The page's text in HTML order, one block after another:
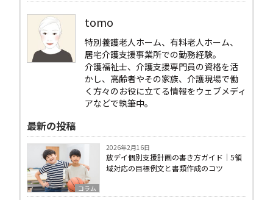
tomo
特別養護老人ホーム、有料老人ホーム、
居宅介護支援事業所での勤務経験。
介護福祉士、介護支援専門員の資格を活
かし、高齢者やその家族、介護現場で働
く方々のお役に立てる情報をウェブメディ
アなどで執筆中。
最新の投稿
コラム
2026年2月16日
放デイ個別支援計画の書き方ガイド｜5領
域対応の目標例文と書類作成のコツ